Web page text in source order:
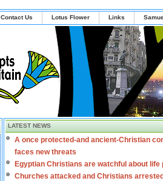
Contact Us Lotus Flower Links
LATEST NEWS
A once protected-and ancient-Christian
faces new threats
Egyptian Christians are watchful about life
Churches attacked and Christians